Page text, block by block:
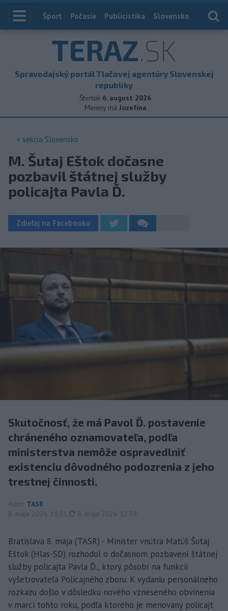
Index
Šport Počasie Publicistika Slovensko
TERAZ.SK
Spravodajský portál Tlačovej agentúry Slovenskej
republiky
Štvrtok 6. august 2026
Meniny má Jozefína
< sekcia Slovensko
M. Šutaj Eštok dočasne
pozbavil štátnej služby
policajta Pavla Ď.
Zdieľaj na Facebooku
Skutočnosť, že má Pavol Ď. postavenie
chráneného oznamovateľa, podľa
ministerstva nemôže ospravedlniť
existenciu dôvodného podozrenia z jeho
trestnej činnosti.
Autor TASR
8. mája 2026 11:51
aktualizované
8. mája 2026 12:39
Bratislava 8. mája (TASR) - Minister vnútra Matúš Šutaj
Eštok (Hlas-SD) rozhodol o dočasnom pozbavení štátnej
služby policajta Pavla Ď., ktorý pôsobí na funkcii
vyšetrovateľa Policajného zboru. K vydaniu personálneho
rozkazu došlo v dôsledku nového vzneseného obvinenia
v marci tohto roku, podľa ktorého je menovaný policajt